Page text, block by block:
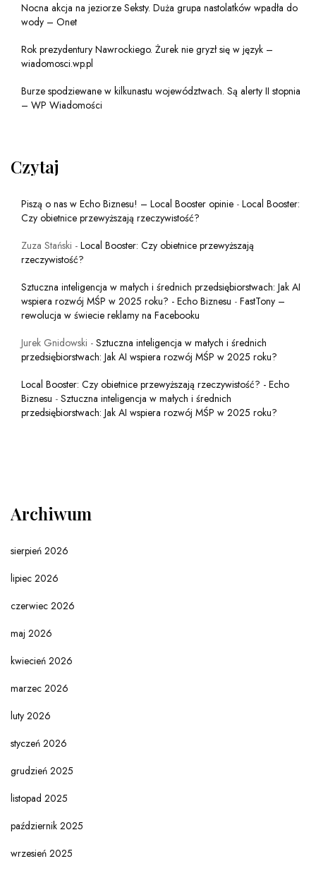
Nocna akcja na jeziorze Seksty. Duża grupa nastolatków wpadła do
wody – Onet
Rok prezydentury Nawrockiego. Żurek nie gryzł się w język –
wiadomosci.wp.pl
Burze spodziewane w kilkunastu województwach. Są alerty II stopnia
– WP Wiadomości
Czytaj
Piszą o nas w Echo Biznesu! – Local Booster opinie - Local Booster:
Czy obietnice przewyższają rzeczywistość?
Zuza Stański - Local Booster: Czy obietnice przewyższają
rzeczywistość?
Sztuczna inteligencja w małych i średnich przedsiębiorstwach: Jak AI
wspiera rozwój MŚP w 2025 roku? - Echo Biznesu - FastTony –
rewolucja w świecie reklamy na Facebooku
Jurek Gnidowski - Sztuczna inteligencja w małych i średnich
przedsiębiorstwach: Jak AI wspiera rozwój MŚP w 2025 roku?
Local Booster: Czy obietnice przewyższają rzeczywistość? - Echo
Biznesu - Sztuczna inteligencja w małych i średnich
przedsiębiorstwach: Jak AI wspiera rozwój MŚP w 2025 roku?
Archiwum
sierpień 2026
lipiec 2026
czerwiec 2026
maj 2026
kwiecień 2026
marzec 2026
luty 2026
styczeń 2026
grudzień 2025
listopad 2025
październik 2025
wrzesień 2025